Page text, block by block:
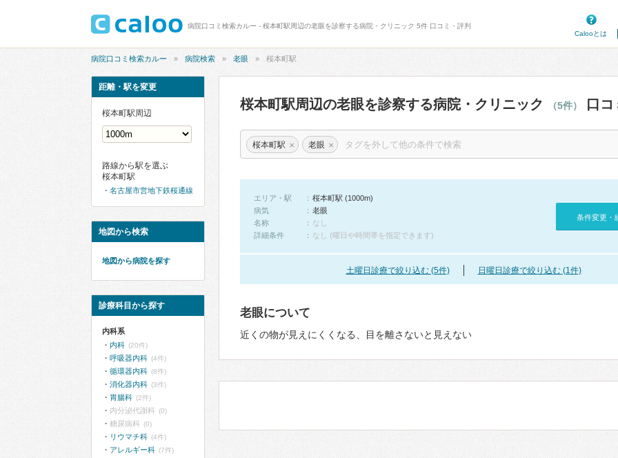
病院口コミ検索カルー - 桜本町駅周辺の老眼を診察する病院・クリニック 5件 口コミ・評判
Calooとは
病院口コミ検索カルー 病院検索 老眼 桜本町駅
桜本町駅周辺の老眼を診察する病院・クリニック （5件） 口
桜本町駅 × 老眼 ×
エリア・駅
桜本町駅 (1000m)
病気
老眼
名称
なし
詳細条件
なし (曜日や時間帯を指定できます)
条件変更・
土曜日診療で絞り込む (5件) 日曜日診療で絞り込む (1件)
老眼について
近くの物が見えにくくなる、目を離さないと見えない
距離・駅を変更
桜本町駅周辺
路線から駅を選ぶ
桜本町駅
名古屋市営地下鉄桜通線
地図から検索
地図から病院を探す
診療科目から探す
内科系
内科 (20件)
呼吸器内科 (4件)
循環器内科 (8件)
消化器内科 (3件)
胃腸科 (2件)
内分泌代謝科 (0)
糖尿病科 (0)
リウマチ科 (4件)
アレルギー科 (7件)